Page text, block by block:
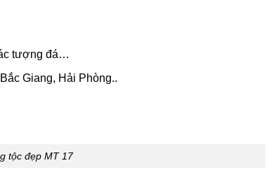
tượng đá…
Giang, Hải Phòng..
tộc đẹp MT 17